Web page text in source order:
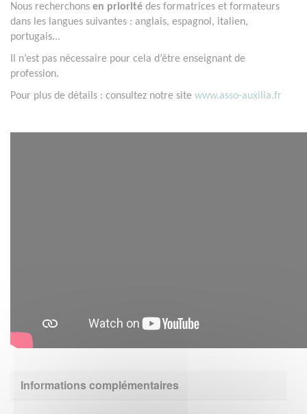
Nous recherchons en priorité des formatrices et formateurs
dans les langues suivantes : anglais, espagnol, italien,
portugais...
Il n’est pas nécessaire pour cela d’être enseignant de
profession.
Pour plus de détails : consultez notre site www.asso-auxilia.fr
Informations complémentaires